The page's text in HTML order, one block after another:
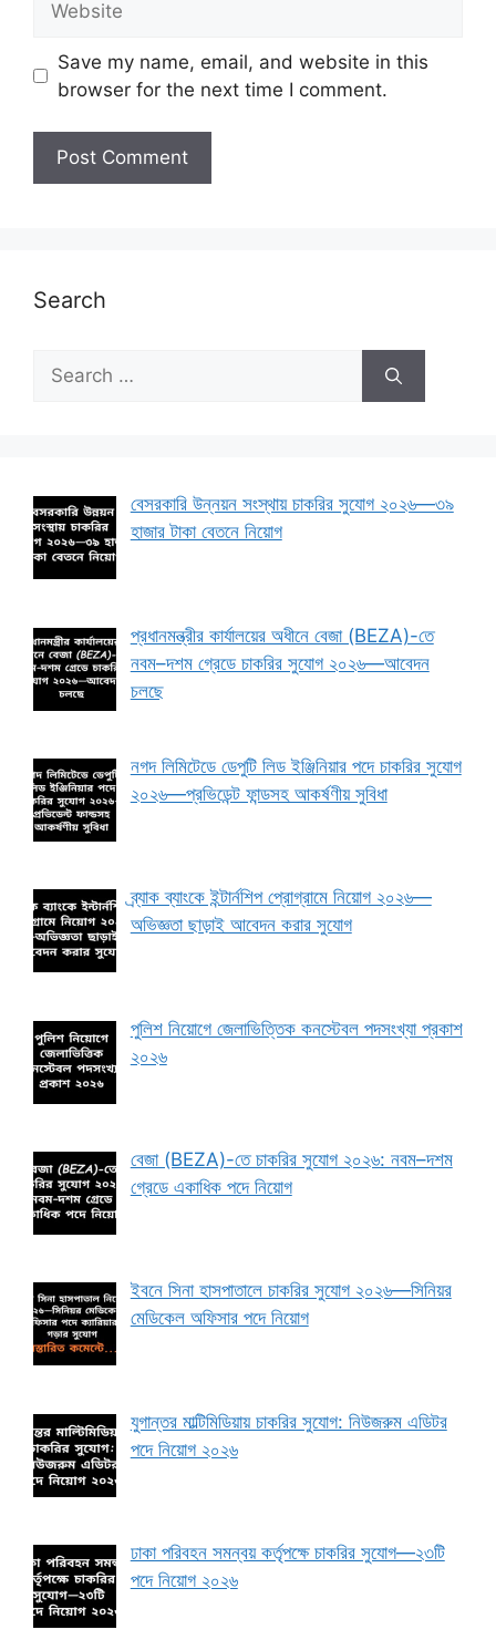
Save my name, email, and website in this
browser for the next time I comment.
Search
Search
for:
বেসরকারি উন্নয়ন সংস্থায় চাকরির সুযোগ ২০২৬—৩৯
হাজার টাকা বেতনে নিয়োগ
প্রধানমন্ত্রীর কার্যালয়ের অধীনে বেজা (BEZA)-তে
নবম–দশম গ্রেডে চাকরির সুযোগ ২০২৬—আবেদন
চলছে
নগদ লিমিটেডে ডেপুটি লিড ইঞ্জিনিয়ার পদে চাকরির সুযোগ
২০২৬—প্রভিডেন্ট ফান্ডসহ আকর্ষণীয় সুবিধা
ব্র্যাক ব্যাংকে ইন্টার্নশিপ প্রোগ্রামে নিয়োগ ২০২৬—
অভিজ্ঞতা ছাড়াই আবেদন করার সুযোগ
পুলিশ নিয়োগে জেলাভিত্তিক কনস্টেবল পদসংখ্যা প্রকাশ
২০২৬
বেজা (BEZA)-তে চাকরির সুযোগ ২০২৬: নবম–দশম
গ্রেডে একাধিক পদে নিয়োগ
ইবনে সিনা হাসপাতালে চাকরির সুযোগ ২০২৬—সিনিয়র
মেডিকেল অফিসার পদে নিয়োগ
যুগান্তর মাল্টিমিডিয়ায় চাকরির সুযোগ: নিউজরুম এডিটর
পদে নিয়োগ ২০২৬
ঢাকা পরিবহন সমন্বয় কর্তৃপক্ষে চাকরির সুযোগ—২৩টি
পদে নিয়োগ ২০২৬